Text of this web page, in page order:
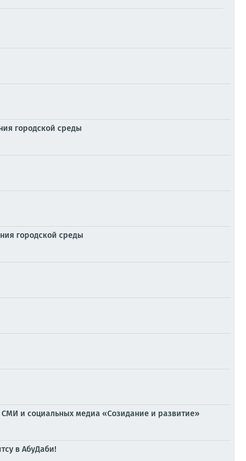
городской среды
городской среды
СМИ и социальных медиа «Созидание и развитие»
в АбуДаби!